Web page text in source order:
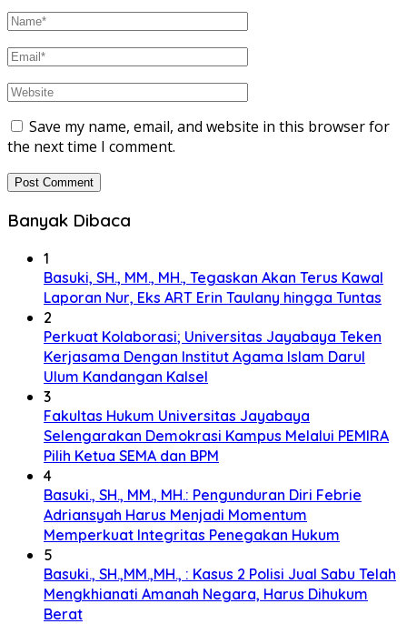
Save my name, email, and website in this browser for
the next time I comment.
Banyak Dibaca
1
Basuki, SH., MM., MH., Tegaskan Akan Terus Kawal
Laporan Nur, Eks ART Erin Taulany hingga Tuntas
2
Perkuat Kolaborasi; Universitas Jayabaya Teken
Kerjasama Dengan Institut Agama Islam Darul
Ulum Kandangan Kalsel
3
Fakultas Hukum Universitas Jayabaya
Selengarakan Demokrasi Kampus Melalui PEMIRA
Pilih Ketua SEMA dan BPM
4
Basuki., SH., MM., MH.: Pengunduran Diri Febrie
Adriansyah Harus Menjadi Momentum
Memperkuat Integritas Penegakan Hukum
5
Basuki., SH.,MM.,MH., : Kasus 2 Polisi Jual Sabu Telah
Mengkhianati Amanah Negara, Harus Dihukum
Berat